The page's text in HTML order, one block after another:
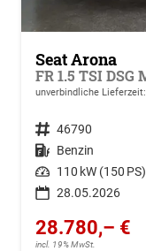
Seat Arona
unverbindliche Lieferzeit:
Fahrzeugnr. 46790
Kraftstoff Benzin
Leistung 110 kW (150 PS)
28.05.2026
28.780,– €
incl. 19% MwSt.